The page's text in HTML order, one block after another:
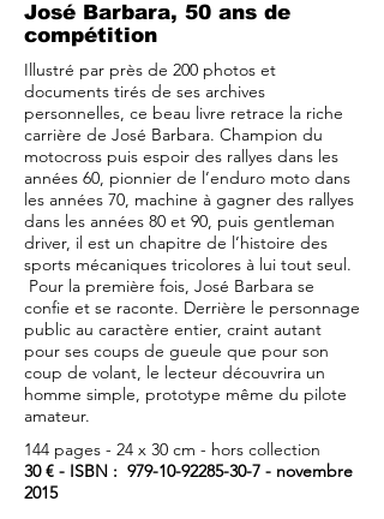
José Barbara, 50 ans de
compétition
Illustré par près de 200 photos et
documents tirés de ses archives
personnelles, ce beau livre retrace la riche
carrière de José Barbara. Champion du
motocross puis espoir des rallyes dans les
années 60, pionnier de l’enduro moto dans
les années 70, machine à gagner des rallyes
dans les années 80 et 90, puis gentleman
driver, il est un chapitre de l’histoire des
sports mécaniques tricolores à lui tout seul.
Pour la première fois, José Barbara se
confie et se raconte. Derrière le personnage
public au caractère entier, craint autant
pour ses coups de gueule que pour son
coup de volant, le lecteur découvrira un
homme simple, prototype même du pilote
amateur.
144 pages - 24 x 30 cm - hors collection
30 € - ISBN : 979-10-92285-30-7 - novembre
2015